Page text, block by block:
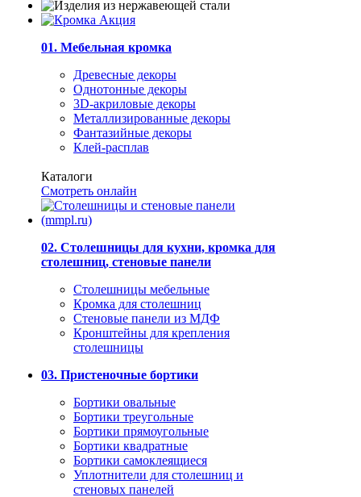
01. Мебельная кромка
Древесные декоры
Однотонные декоры
3D-акриловые декоры
Металлизированные декоры
Фантазийные декоры
Клей-расплав
Каталоги
Смотреть онлайн
02. Столешницы для кухни, кромка для
столешниц, стеновые панели
Столешницы мебельные
Кромка для столешниц
Стеновые панели из МДФ
Кронштейны для крепления
столешницы
03. Пристеночные бортики
Бортики овальные
Бортики треугольные
Бортики прямоугольные
Бортики квадратные
Бортики самоклеящиеся
Уплотнители для столешниц и
стеновых панелей